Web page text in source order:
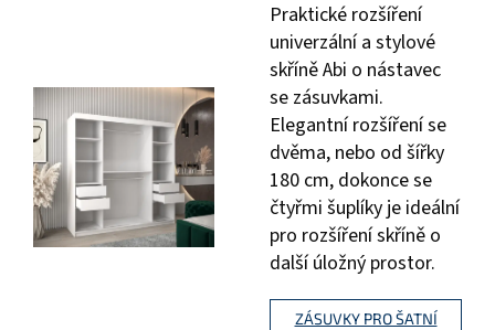
Praktické rozšíření
univerzální a stylové
skříně Abi o nástavec
se zásuvkami.
Elegantní rozšíření se
dvěma, nebo od šířky
180 cm, dokonce se
čtyřmi šuplíky je ideální
pro rozšíření skříně o
další úložný prostor.
ZÁSUVKY PRO ŠATNÍ